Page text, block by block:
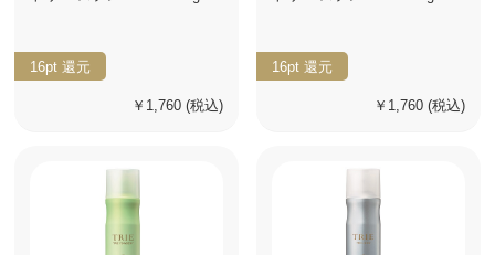
16pt 還元
￥1,760 (税込)
16pt 還元
￥1,760 (税込)